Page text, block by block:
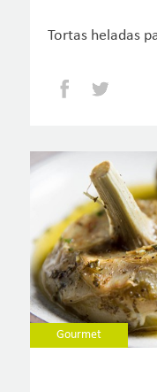
Tortas heladas
Gourmet